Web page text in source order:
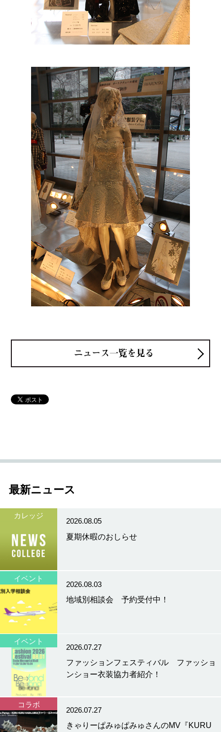
ニュース一覧を見る
最新ニュース
カレッジ
2026.08.05
夏期休暇のおしらせ
イベント
2026.08.03
地域別相談会 予約受付中！
イベント
2026.07.27
ファッションフェスティバル ファッショ
ンショー衣装協力者紹介！
コラボ
2026.07.27
きゃりーぱみゅぱみゅさんのMV『KURU